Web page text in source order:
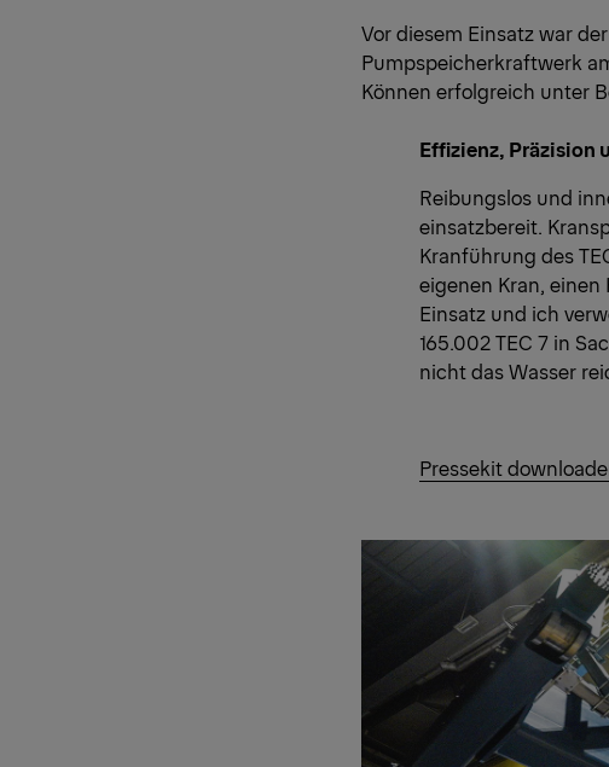
Vor diesem Einsatz war
Pumpspeicherkraftwerk
Können erfolgreich unter
Effizienz, Präzision
Reibungslos und
einsatzbereit.
Kranführung des
eigenen Kran, einen
Einsatz und ich
165.002 TEC 7 in
nicht das Wasser
Pressekit